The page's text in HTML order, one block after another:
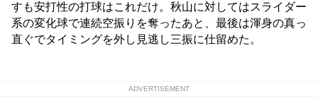
すも安打性の打球はこれだけ。秋山に対してはスライダー
系の変化球で連続空振りを奪ったあと、最後は渾身の真っ
直ぐでタイミングを外し見逃し三振に仕留めた。
ADVERTISEMENT